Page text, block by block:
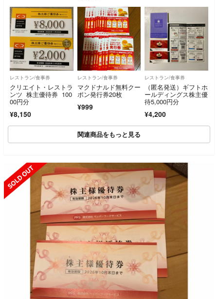
レストラン/食事券
クリエイト・レストラ
ンツ 株主優待券 100
00円分
¥8,150
レストラン/食事券
マクドナルド無料クー
ポン発行券20枚
¥999
レストラン/食事券
（匿名発送）ギフトホ
ールディングス株主優
待5,000円分
¥4,200
関連商品をもっと見る
SOLD OUT